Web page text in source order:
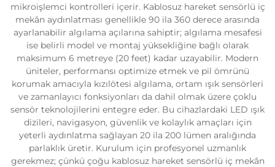
mikroişlemci kontrolleri içerir. Kablosuz hareket sensörlü iç
mekân aydınlatması genellikle 90 ila 360 derece arasında
ayarlanabilir algılama açılarına sahiptir; algılama mesafesi
ise belirli model ve montaj yüksekliğine bağlı olarak
maksimum 6 metreye (20 feet) kadar uzayabilir. Modern
üniteler, performansı optimize etmek ve pil ömrünü
korumak amacıyla kızılötesi algılama, ortam ışık sensörleri
ve zamanlayıcı fonksiyonları da dahil olmak üzere çoklu
sensör teknolojilerini entegre eder. Bu cihazlardaki LED ışık
dizileri, navigasyon, güvenlik ve kolaylık amaçları için
yeterli aydınlatma sağlayan 20 ila 200 lümen aralığında
parlaklık üretir. Kurulum için profesyonel uzmanlık
gerekmez; çünkü çoğu kablosuz hareket sensörlü iç mekân